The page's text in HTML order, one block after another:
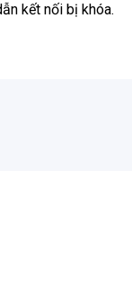
kết nối bị khóa.